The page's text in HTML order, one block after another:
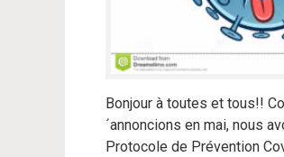
Bonjour à toutes et tous!!
´annoncions en mai, nous
Protocole de Prévention